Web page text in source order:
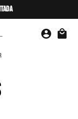
account_circle local_mall